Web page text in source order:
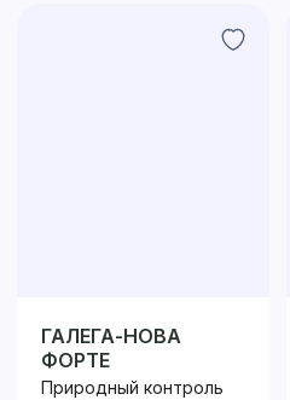
ГАЛЕГА-НОВА
ФОРТЕ
Природный контроль